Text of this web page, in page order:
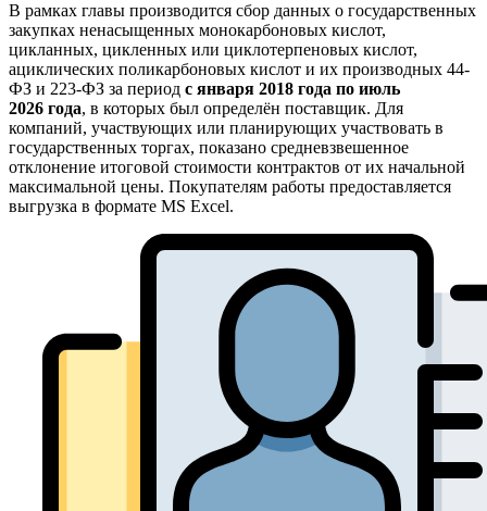
В рамках главы производится сбор данных о государственных
закупках ненасыщенных монокарбоновых кислот,
цикланных, цикленных или циклотерпеновых кислот,
ациклических поликарбоновых кислот и их производных 44-
ФЗ и 223-ФЗ за период с января 2018 года по июль
2026 года, в которых был определён поставщик. Для
компаний, участвующих или планирующих участвовать в
государственных торгах, показано средневзвешенное
отклонение итоговой стоимости контрактов от их начальной
максимальной цены. Покупателям работы предоставляется
выгрузка в формате MS Excel.